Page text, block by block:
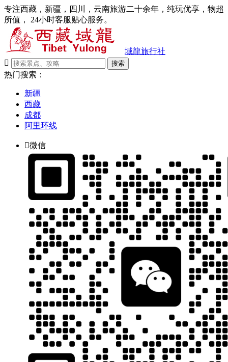
专注西藏，新疆，四川，云南旅游二十余年，纯玩优享，物超
所值， 24小时客服贴心服务。
域龍旅行社

搜索
热门搜索：
新疆
西藏
成都
阿里环线
微信